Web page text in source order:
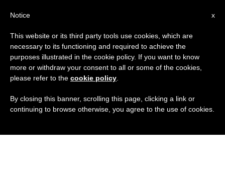
x
Notice
This website or its third party tools use cookies, which are
necessary to its functioning and required to achieve the
purposes illustrated in the cookie policy. If you want to know
more or withdraw your consent to all or some of the cookies,
please refer to the cookie policy
By closing this banner, scrolling this page, clicking a link or
continuing to browse otherwise, you agree to the use of cookies.